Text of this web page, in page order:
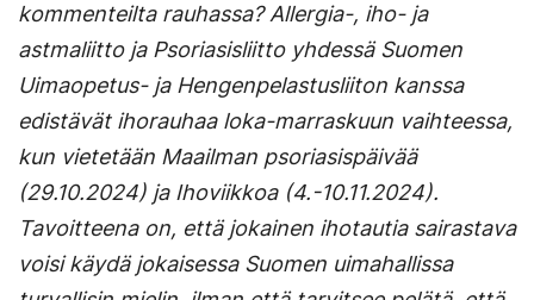
kommenteilta rauhassa? Allergia-, iho- ja
astmaliitto ja Psoriasisliitto yhdessä Suomen
Uimaopetus- ja Hengenpelastusliiton kanssa
edistävät ihorauhaa loka-marraskuun vaihteessa,
kun vietetään Maailman psoriasispäivää
(29.10.2024) ja Ihoviikkoa (4.-10.11.2024).
Tavoitteena on, että jokainen ihotautia sairastava
voisi käydä jokaisessa Suomen uimahallissa